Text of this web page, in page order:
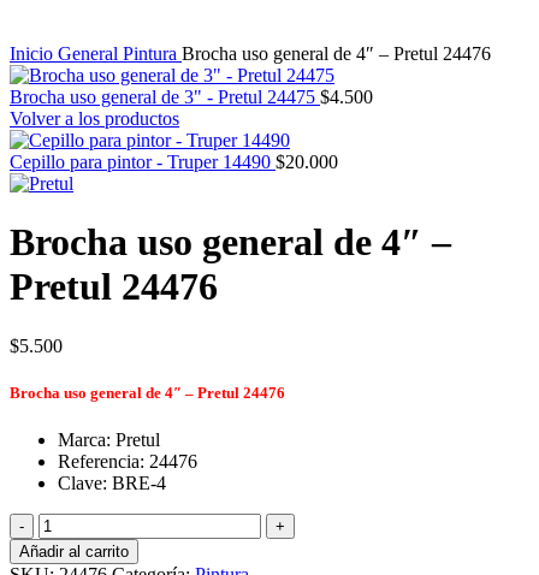
Inicio General Pintura Brocha uso general de 4″ – Pretul 24476
Brocha uso general de 3" - Pretul 24475 $4.500
Volver a los productos
Cepillo para pintor - Truper 14490 $20.000
Brocha uso general de 4″ –
Pretul 24476
$5.500
Brocha uso general de 4″ – Pretul 24476
Marca: Pretul
Referencia: 24476
Clave: BRE-4
Brocha
uso
general
Añadir al carrito